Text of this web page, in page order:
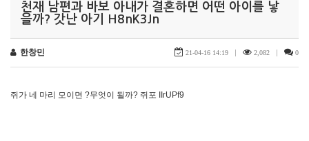
천재 남편과 바보 아내가 결혼하면 어떤 아이를 낳
을까? 갓난 아기 H8nK3Jn
한창민 21-04-16 14:19 2,082 0
쥐가 네 마리 모이면 ?무엇이 될까? 쥐포 IIrUPf9